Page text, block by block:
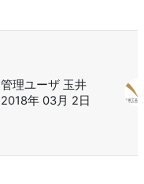
管理ユーザ 玉井
2018年 03月 2日